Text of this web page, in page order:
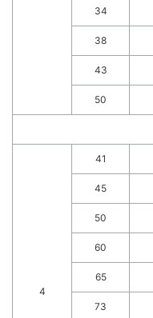
34
38
43
50
4
41
45
50
60
65
73